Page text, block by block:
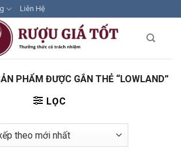
Liên Hệ
PHẨM ĐƯỢC GẮN THẺ “LOWLAND”
LỌC